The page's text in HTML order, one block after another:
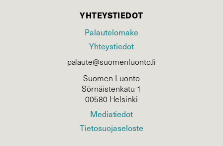
YHTEYSTIEDOT
Palautelomake
Yhteystiedot
palaute@suomenluonto.fi
Suomen Luonto
Sörnäistenkatu 1
00580 Helsinki
Mediatiedot
Tietosuojaseloste